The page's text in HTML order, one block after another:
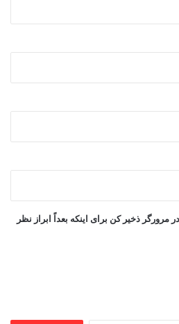
مرورگر ذخیر کن برای اینکه بعداً ابراز نظر